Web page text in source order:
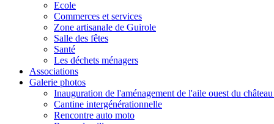
Ecole
Commerces et services
Zone artisanale de Guirole
Salle des fêtes
Santé
Les déchets ménagers
Associations
Galerie photos
Inauguration de l'aménagement de l'aile ouest du
Cantine intergénérationnelle
Rencontre auto moto